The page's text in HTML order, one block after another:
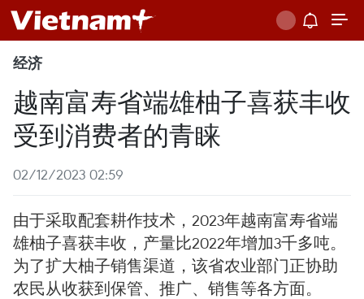
经济
越南富寿省端雄柚子喜获丰收
受到消费者的青睐
02/12/2023 02:59
由于采取配套耕作技术，2023年越南富寿省端
雄柚子喜获丰收，产量比2022年增加3千多吨。
为了扩大柚子销售渠道，该省农业部门正协助
农民从收获到保管、推广、销售等各方面。